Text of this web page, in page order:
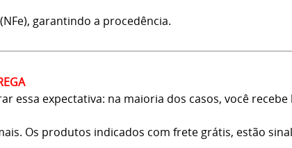
garantindo a procedência.
expectativa: na maioria dos casos, você
Os produtos indicados com frete grátis, estão